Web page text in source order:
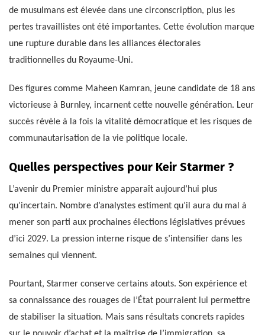
de musulmans est élevée dans une circonscription, plus les
pertes travaillistes ont été importantes. Cette évolution marque
une rupture durable dans les alliances électorales
traditionnelles du Royaume-Uni.
Des figures comme Maheen Kamran, jeune candidate de 18 ans
victorieuse à Burnley, incarnent cette nouvelle génération. Leur
succès révèle à la fois la vitalité démocratique et les risques de
communautarisation de la vie politique locale.
Quelles perspectives pour Keir Starmer ?
L’avenir du Premier ministre apparaît aujourd’hui plus
qu’incertain. Nombre d’analystes estiment qu’il aura du mal à
mener son parti aux prochaines élections législatives prévues
d’ici 2029. La pression interne risque de s’intensifier dans les
semaines qui viennent.
Pourtant, Starmer conserve certains atouts. Son expérience et
sa connaissance des rouages de l’État pourraient lui permettre
de stabiliser la situation. Mais sans résultats concrets rapides